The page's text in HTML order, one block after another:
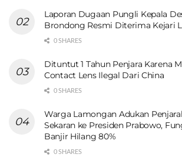
Laporan Dugaan Pungli Kepala
Brondong Resmi Diterima Kejari
0 SHARES
Dituntut 1 Tahun Penjara Karena
Contact Lens Ilegal Dari China
0 SHARES
Warga Lamongan Adukan
Sekaran ke Presiden Prabowo,
Banjir Hilang 80%
0 SHARES